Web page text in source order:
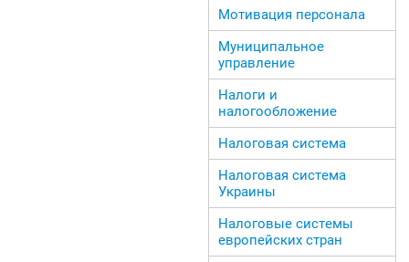
Мотивация персонала
Муниципальное
управление
Налоги и
налогообложение
Налоговая система
Налоговая система
Украины
Налоговые системы
европейских стран